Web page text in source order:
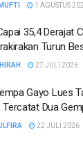
1 AGUSTUS
35,4 Derajat
Turun
27 JULI 2026
Gayo Lues
Tercatat Dua
22 JULI 2026